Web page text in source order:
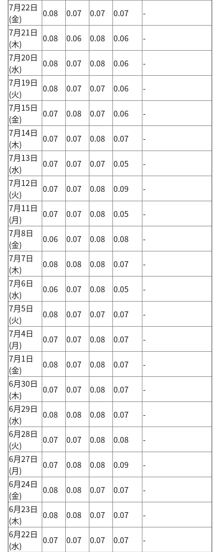
7月22日
(金)
0.08 0.07 0.07 0.07
-
7月21日
(木)
0.08 0.06 0.08 0.06
-
7月20日
(水)
0.08 0.07 0.08 0.06
-
7月19日
(火)
0.08 0.07 0.07 0.06
-
7月15日
(金)
0.07 0.08 0.07 0.06
-
7月14日
(木)
0.07 0.07 0.08 0.07
-
7月13日
(水)
0.07 0.07 0.07 0.05
-
7月12日
(火)
0.07 0.07 0.08 0.09
-
7月11日
(月)
0.07 0.07 0.08 0.05
-
7月8日
(金)
0.06 0.07 0.08 0.08
-
7月7日
(木)
0.08 0.08 0.08 0.07
-
7月6日
(水)
0.06 0.07 0.08 0.05
-
7月5日
(火)
0.08 0.07 0.07 0.07
-
7月4日
(月)
0.07 0.07 0.08 0.07
-
7月1日
(金)
0.08 0.07 0.08 0.07
-
6月30日
(木)
0.07 0.07 0.08 0.07
-
6月29日
(水)
0.08 0.08 0.08 0.07
-
6月28日
(火)
0.07 0.07 0.08 0.08
-
6月27日
(月)
0.07 0.08 0.08 0.09
-
6月24日
(金)
0.08 0.08 0.07 0.07
-
6月23日
(木)
0.08 0.08 0.07 0.07
-
6月22日
(水)
0.07 0.07 0.07 0.07
-